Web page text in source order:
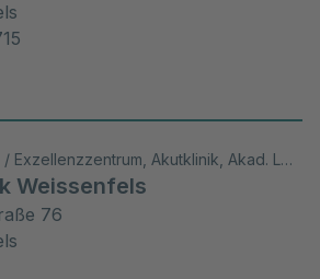
Center of Excellence / Exzellenzzentrum, Akutklinik, Akad. Lehrkrankenhaus, Wiss. Aktivitäten
Weissenfels
76